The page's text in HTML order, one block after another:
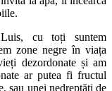
cu toți suntem
zone negre în viața
dezordonate și am
ar putea fi fructul
sau unei nedreptăți de